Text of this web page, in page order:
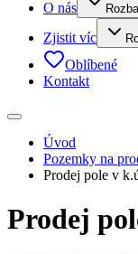
O nás
Zjistit víc
Oblíbené
Kontakt
Úvod
Pozemky na
Prodej pole v
Prodej